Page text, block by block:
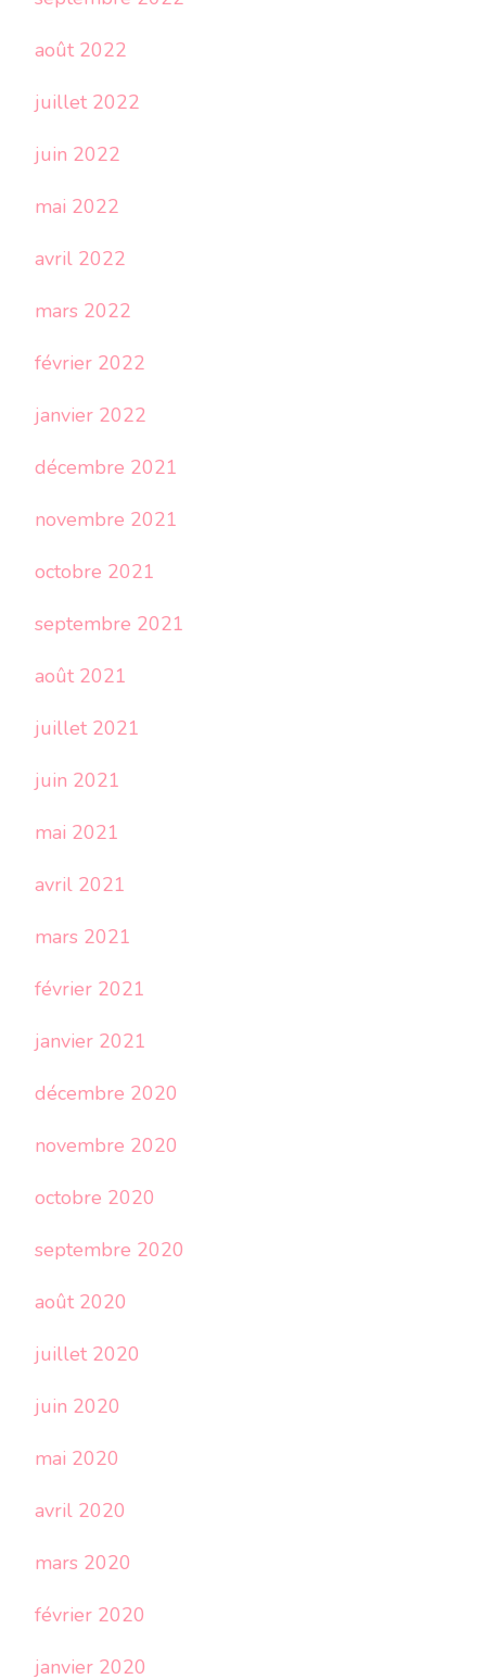
août 2022
juillet 2022
juin 2022
mai 2022
avril 2022
mars 2022
février 2022
janvier 2022
décembre 2021
novembre 2021
octobre 2021
septembre 2021
août 2021
juillet 2021
juin 2021
mai 2021
avril 2021
mars 2021
février 2021
janvier 2021
décembre 2020
novembre 2020
octobre 2020
septembre 2020
août 2020
juillet 2020
juin 2020
mai 2020
avril 2020
mars 2020
février 2020
janvier 2020